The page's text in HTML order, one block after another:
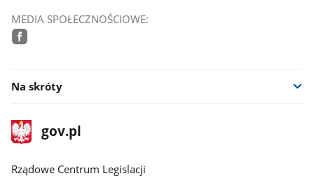
MEDIA SPOŁECZNOŚCIOWE:
Na skróty
stopka
gov.plStrona
gov.pl
Rządowe Centrum Legislacji